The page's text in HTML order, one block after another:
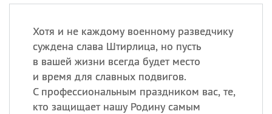
Хотя и не каждому военному разведчику
суждена слава Штирлица, но пусть
в вашей жизни всегда будет место
и время для славных подвигов.
С профессиональным праздником вас, те,
кто защищает нашу Родину самым